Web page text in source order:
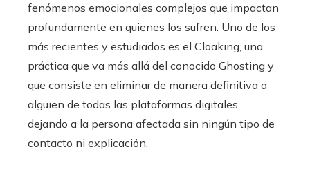
fenómenos emocionales complejos que impactan
profundamente en quienes los sufren. Uno de los
más recientes y estudiados es el Cloaking, una
práctica que va más allá del conocido Ghosting y
que consiste en eliminar de manera definitiva a
alguien de todas las plataformas digitales,
dejando a la persona afectada sin ningún tipo de
contacto ni explicación.